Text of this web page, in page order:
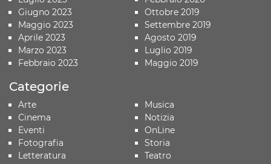
Giugno 2023
Maggio 2023
Aprile 2023
Marzo 2023
Febbraio 2023
Ottobre 2019
Settembre 2019
Agosto 2019
Luglio 2019
Maggio 2019
Categorie
Arte
Cinema
Eventi
Fotografia
Letteratura
Musica
Notizia
OnLine
Storia
Teatro